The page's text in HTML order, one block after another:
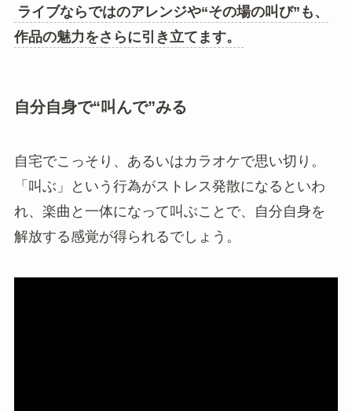
ライブならではのアレンジや“その場の叫び”も、
作品の魅力をさらに引き立てます。
自分自身で“叫んで”みる
自宅でこっそり、あるいはカラオケで思い切り。
「叫ぶ」という行為がストレス発散になるといわ
れ、楽曲と一体になって叫ぶことで、自分自身を
解放する感覚が得られるでしょう。